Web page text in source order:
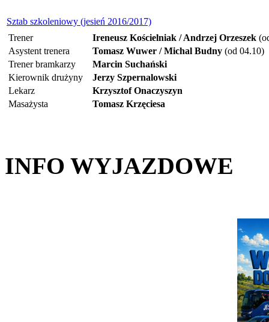
Sztab szkoleniowy (jesień 2016/2017)
Trener
Ireneusz Kościelniak / Andrzej Orzeszek
Asystent trenera
Tomasz Wuwer / Michal Budny (od 04.10)
Trener bramkarzy
Marcin Suchański
Kierownik drużyny
Jerzy Szpernalowski
Lekarz
Krzysztof Onaczyszyn
Masażysta
Tomasz Krzęciesa
INFO WYJAZDOWE